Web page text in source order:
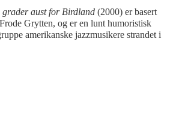
grader aust for Birdland (2000) er basert
Grytten, og er en lunt humoristisk
amerikanske jazzmusikere strandet i